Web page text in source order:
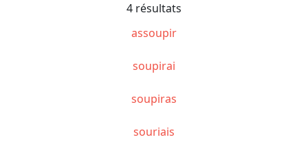
4 résultats
assoupir
soupirai
soupiras
souriais